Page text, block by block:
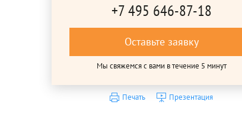
+7 495 646-87-18
Оставьте заявку
Мы свяжемся с вами в течение 5 минут
Печать Презентация